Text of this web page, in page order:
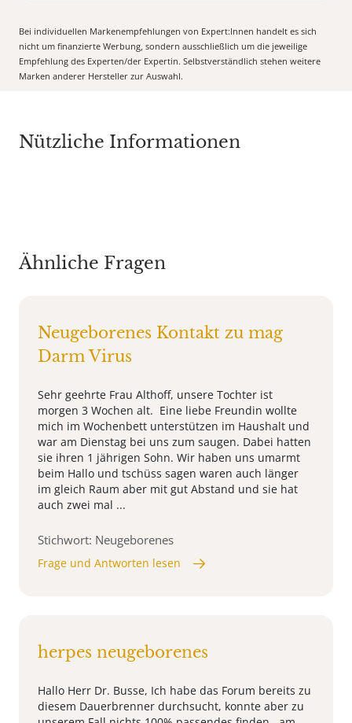
Bei individuellen Markenempfehlungen von Expert:Innen handelt es sich
nicht um finanzierte Werbung, sondern ausschließlich um die jeweilige
Empfehlung des Experten/der Expertin. Selbstverständlich stehen weitere
Marken anderer Hersteller zur Auswahl.
Nützliche Informationen
Ähnliche Fragen
Neugeborenes Kontakt zu mag
Darm Virus
Sehr geehrte Frau Althoff, unsere Tochter ist
morgen 3 Wochen alt. Eine liebe Freundin wollte
mich im Wochenbett unterstützen im Haushalt und
war am Dienstag bei uns zum saugen. Dabei hatten
sie ihren 1 jährigen Sohn. Wir haben uns umarmt
beim Hallo und tschüss sagen waren auch länger
im gleich Raum aber mit gut Abstand und sie hat
auch zwei mal ...
Stichwort: Neugeborenes
Frage und Antworten lesen
herpes neugeborenes
Hallo Herr Dr. Busse, Ich habe das Forum bereits zu
diesem Dauerbrenner durchsucht, konnte aber zu